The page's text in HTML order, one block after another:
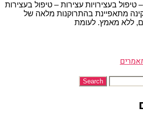
טיפול בעצירויות עצירות – טיפול בעצירות
מתאפיינת בהתרוקנות מלאה של
ללא מאמץ. לעומת